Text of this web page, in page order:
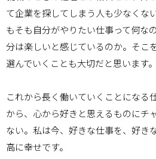
て企業を探してしまう人も少なくな
もそも自分がやりたい仕事って何な
分は楽しいと感じているのか。そこ
選んでいくことも大切だと思います。
これから長く働いていくことになる
から、心から好きと思えるものにチ
ない。私は今、好きな仕事を、好き
高に幸せです。